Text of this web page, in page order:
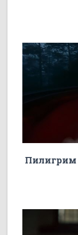
Пилигрим